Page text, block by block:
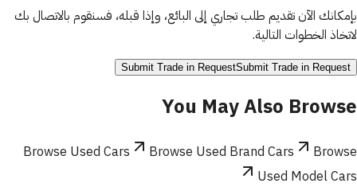
بإمكانك الآن تقديم طلب تجاري إلى البائع، وإذا قبله، فسنقوم بالاتصال بك
لاتخاذ الخطوات التالية.
Submit Trade in RequestSubmit Trade in Request
You May Also Browse
Browse Used Cars Browse Used Brand Cars
Browse
Used Model Cars